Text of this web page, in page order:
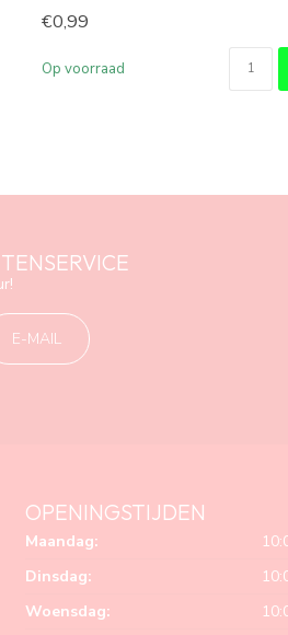
€0,99
Op voorraad
E-MAIL
OPENINGSTIJDEN
Maandag:
Dinsdag:
Woensdag: